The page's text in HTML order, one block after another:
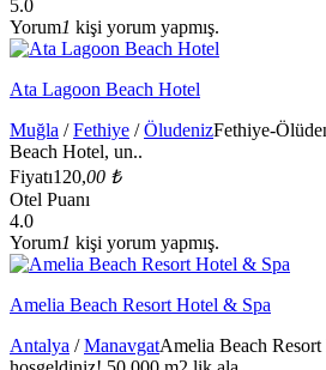
5.0
Yorum1 kişi yorum yapmış.
Ata Lagoon Beach Hotel
Muğla /Fethiye /ÖludenizFethiye-
Beach Hotel, un..
Fiyatı120,00 ₺
Otel Puanı
4.0
Yorum1 kişi yorum yapmış.
Amelia Beach Resort Hotel & Spa
Antalya /ManavgatAmelia Beach